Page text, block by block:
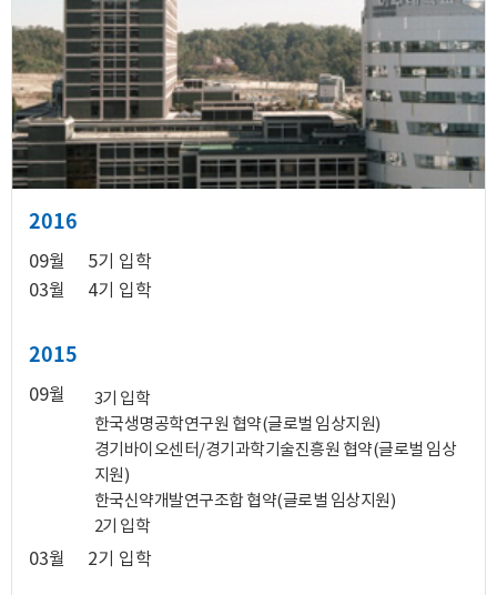
2016
09월
5기 입학
03월
4기 입학
2015
09월
3기 입학
한국생명공학연구원 협약(글로벌 임상지원)
경기바이오센터/경기과학기술진흥원 협약(글로벌 임상
지원)
한국신약개발연구조합 협약(글로벌 임상지원)
2기 입학
03월 2기 입학